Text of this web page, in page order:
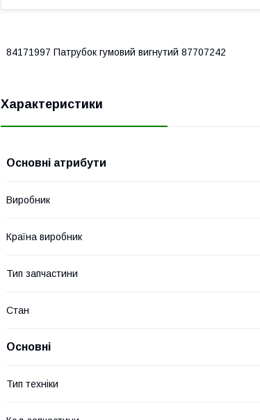
84171997 Патрубок гумовий вигнутий 87707242
Характеристики
Основні атрибути
Виробник
Країна виробник
Тип запчастини
Стан
Основні
Тип техніки